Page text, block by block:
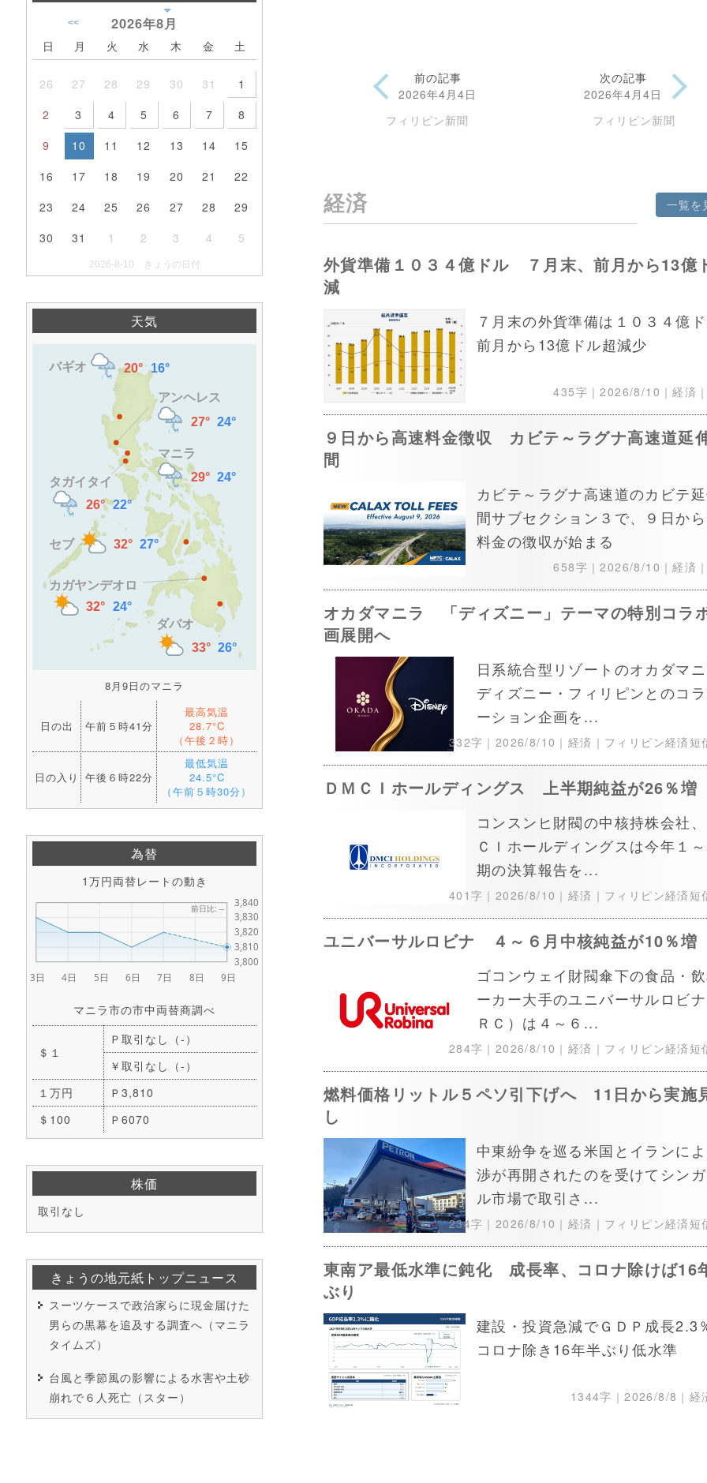
2026年8月
<<
日 月 火 水 木 金 土
26 27 28 29 30 31
1
2
3 4 5 6 7
8
9
10 11 12 13 14
15
16
17 18 19 20 21
22
23
24 25 26 27 28
29
30
31 1 2 3 4 5
2026-8-10 きょうの日付
天気
8月9日のマニラ
日の出 午前５時41分
最高気温
28.7°C
（午後２時）
日の入り 午後６時22分
最低気温
24.5°C
（午前５時30分）
為替
1万円両替レートの動き
マニラ市の市中両替商調べ
＄１
Ｐ取引なし（-）
￥取引なし（-）
１万円
Ｐ3,810
＄100
Ｐ6070
株価
取引なし
きょうの地元紙トップニュース
スーツケースで政治家らに現金届けた
男らの黒幕を追及する調査へ（マニラ
タイムズ）
台風と季節風の影響による水害や土砂
崩れで６人死亡（スター）
前の記事
2026年4月4日
フィリピン新聞
次の記事
2026年4月4日
フィリピン新聞
経済 一覧を
外貨準備１０３４億ドル ７月末、前月から13億
減
７月末の外貨準備は１０３４億ド
前月から13億ドル超減少
435字｜2026/8/10 ｜経済｜
９日から高速料金徴収 カビテ～ラグナ高速道延
間
カビテ～ラグナ高速道のカビテ
間サブセクション３で、９日か
料金の徴収が始まる
658字｜2026/8/10 ｜経済｜
オカダマニラ 「ディズニー」テーマの特別コラ
画展開へ
日系統合型リゾートのオカダマ
ディズニー・フィリピンとのコ
ーション企画を...
332字｜ 2026/8/10 ｜経済｜フィリピン経済短
ＤＭＣＩホールディングス 上半期純益が26％増
コンスンヒ財閥の中核持株会社
ＣＩホールディングスは今年１～
期の決算報告を...
401字｜ 2026/8/10 ｜経済｜フィリピン経済短
ユニバーサルロビナ ４～６月中核純益が10％増
ゴコンウェイ財閥傘下の食品・
ーカー大手のユニバーサルロビナ
ＲＣ）は４～６...
284字｜ 2026/8/10 ｜経済｜フィリピン経済短
燃料価格リットル５ペソ引下げへ 11日から実施
し
中東紛争を巡る米国とイランに
渉が再開されたのを受けてシン
ル市場で取引さ...
234字｜ 2026/8/10 ｜経済｜フィリピン経済短
東南ア最低水準に鈍化 成長率、コロナ除けば16
ぶり
建設・投資急減でＧＤＰ成長2.3
コロナ除き16年半ぶり低水準
1344字｜2026/8/8 ｜経